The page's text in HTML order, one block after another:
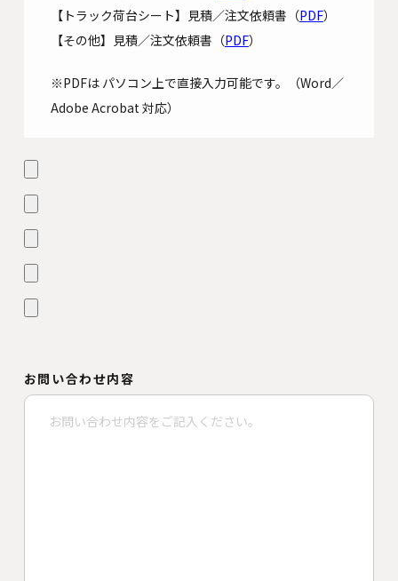
【トラック荷台シート】見積／注文依頼書（PDF）
【その他】見積／注文依頼書（PDF）
※PDFは パソコン上で直接入力可能です。（Word／
Adobe Acrobat 対応）
お問い合わせ内容